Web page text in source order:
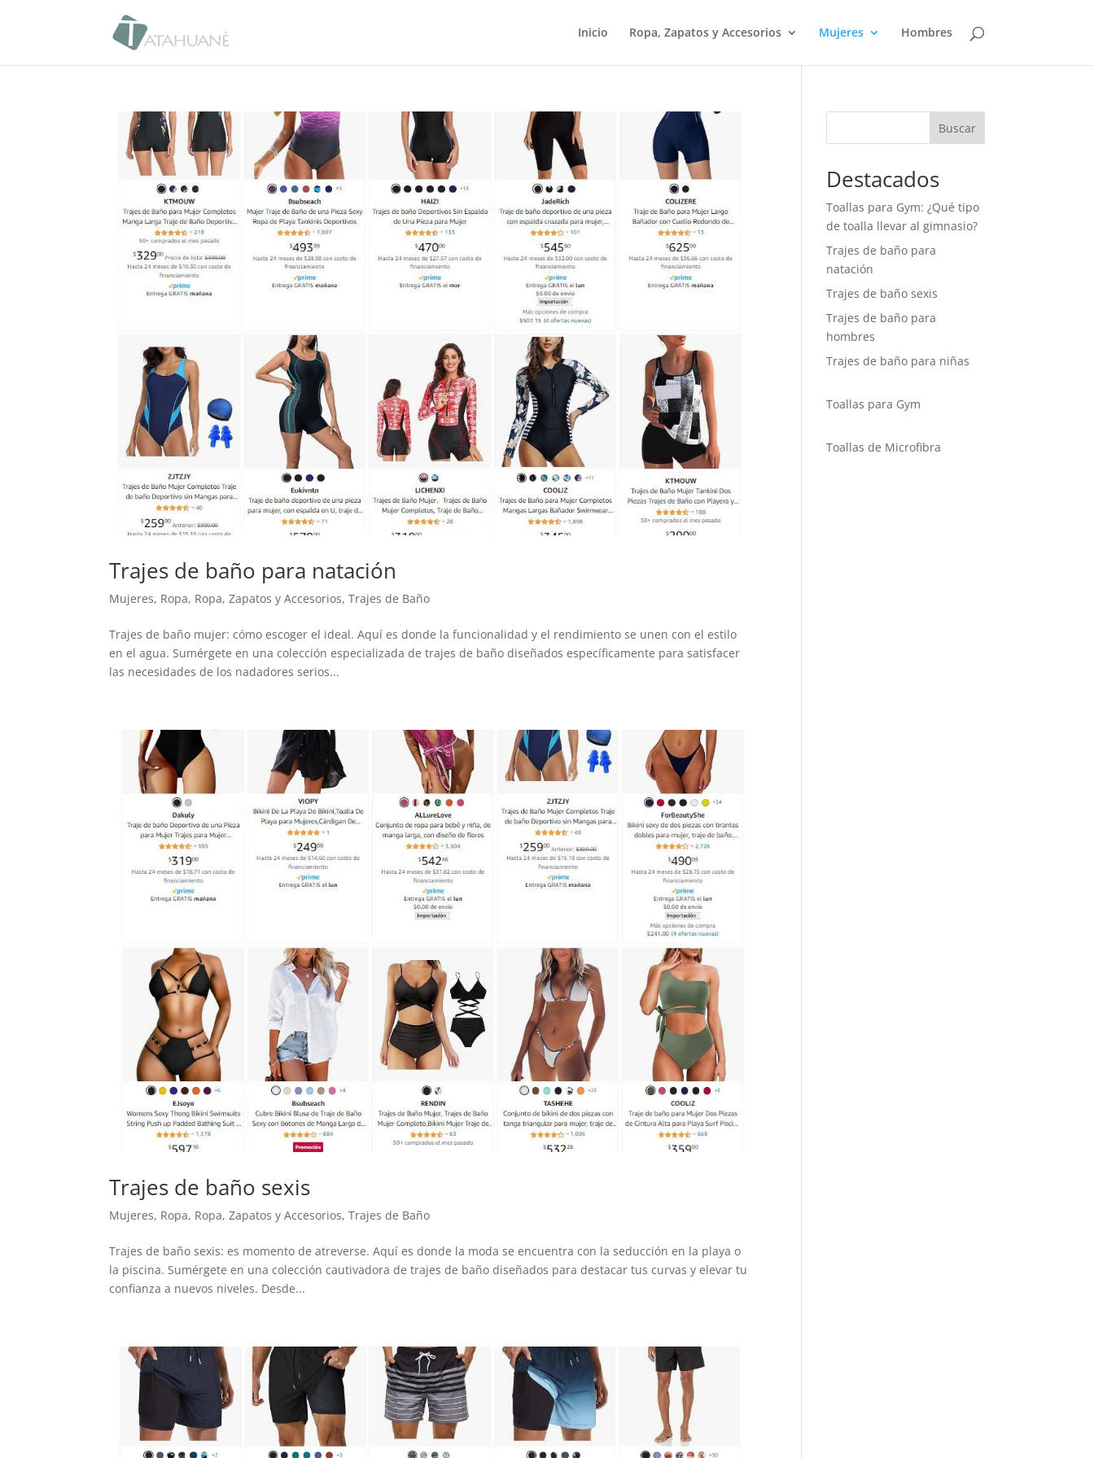
Inicio Ropa, Zapatos y Accesorios Mujeres Hombres
Trajes de baño para natación
Mujeres, Ropa, Ropa, Zapatos y Accesorios,Trajes de Baño
Trajes de baño mujer: cómo escoger el ideal. Aquí es donde la funcionalidad y el rendimiento se unen con el estilo
en el agua. Sumérgete en una colección especializada de trajes de baño diseñados específicamente para satisfacer
las necesidades de los nadadores serios...
Trajes de baño sexis
Mujeres, Ropa, Ropa, Zapatos y Accesorios,Trajes de Baño
Trajes de baño sexis: es momento de atreverse. Aquí es donde la moda se encuentra con la seducción en la playa o
la piscina. Sumérgete en una colección cautivadora de trajes de baño diseñados para destacar tus curvas y elevar tu
confianza a nuevos niveles. Desde...
Buscar
Destacados
Toallas para Gym: ¿Qué tipo
de toalla llevar al gimnasio?
Trajes de baño para
natación
Trajes de baño sexis
Trajes de baño para
hombres
Trajes de baño para niñas
Toallas para Gym
Toallas de Microfibra